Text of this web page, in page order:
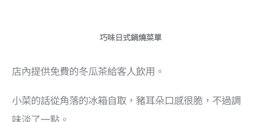
巧味日式鍋燒菜單
店內提供免費的冬瓜茶給客人飲用。
小菜的話從角落的冰箱自取，豬耳朵口感很脆，不過調
味淡了一點。